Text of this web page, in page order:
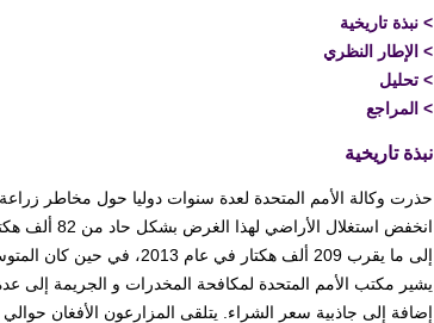
> نبذة تاريخية
> الإطار النظري
> تحليل
> المراجع
نبذة تاريخية
إلى ما يقرب 209 ألف هكتار في عام 2013، في حين كان المتوسط في الفترة بين عامي 1994 و 2000 يدور حول حوالي 68150 هكتار.
يشير مكتب الأمم المتحدة لمكافحة المخدرات و الجريمة إلى